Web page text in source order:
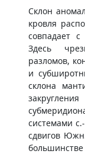
Склон
кровля
совпадает
Здесь
разломов,
и
склона
системами
сдвигов